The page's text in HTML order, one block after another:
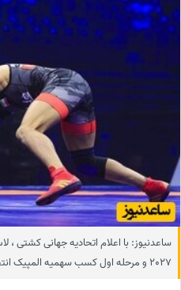
ساعدنیوز: با اعلام اتحادیه جهانی کشتی ،
2027 و مرحله اول کسب سهمیه المپیک انتخاب شد.